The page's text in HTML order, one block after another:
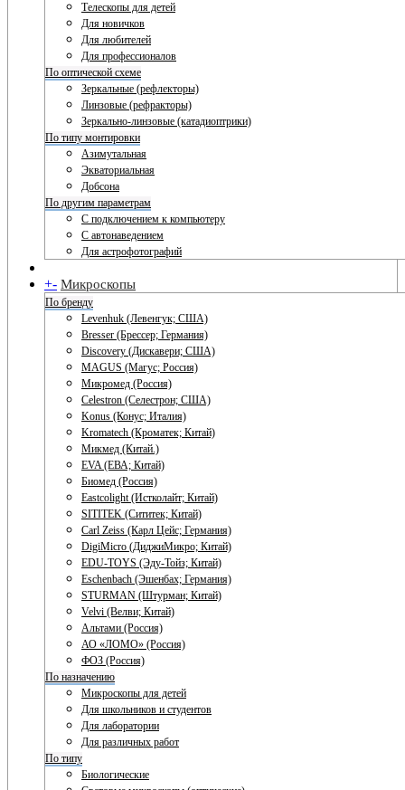
Телескопы для детей
Для новичков
Для любителей
Для профессионалов
По оптической схеме
Зеркальные (рефлекторы)
Линзовые (рефракторы)
Зеркально-линзовые (катадиоптрики)
По типу монтировки
Азимутальная
Экваториальная
Добсона
По другим параметрам
С подключением к компьютеру
С автонаведением
Для астрофотографий
+- Микроскопы
По бренду
Levenhuk (Левенгук; США)
Bresser (Брессер; Германия)
Discovery (Дискавери; США)
MAGUS (Магус; Россия)
Микромед (Россия)
Celestron (Селестрон; США)
Konus (Конус; Италия)
Kromatech (Кроматек; Китай)
Микмед (Китай.)
EVA (ЕВА; Китай)
Биомед (Россия)
Eastcolight (Истколайт; Китай)
SITITEK (Сититек; Китай)
Carl Zeiss (Карл Цейс; Германия)
DigiMicro (ДиджиМикро; Китай)
EDU-TOYS (Эду-Тойз; Китай)
Eschenbach (Эшенбах; Германия)
STURMAN (Штурман; Китай)
Velvi (Велви; Китай)
Альтами (Россия)
АО «ЛОМО» (Россия)
ФОЗ (Россия)
По назначению
Микроскопы для детей
Для школьников и студентов
Для лаборатории
Для различных работ
По типу
Биологические